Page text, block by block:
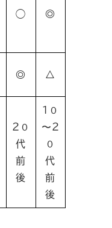
◯ ◎
◎ △
２０
代
前
後
１０
〜２
０
代
前
後